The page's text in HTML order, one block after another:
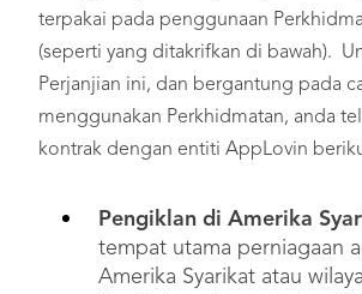
terpakai pada penggunaan
(seperti yang ditakrifkan di bawah).
Perjanjian ini, dan bergantung pada
menggunakan Perkhidmatan, anda
kontrak dengan entiti AppLovin
Pengiklan di Amerika
tempat utama perniagaan
Amerika Syarikat atau